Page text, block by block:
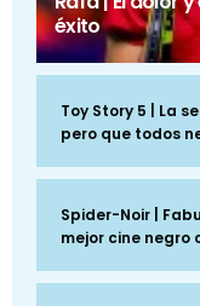
éxito
Toy Story 5 | La
pero que todos
Spider-Noir |
mejor cine